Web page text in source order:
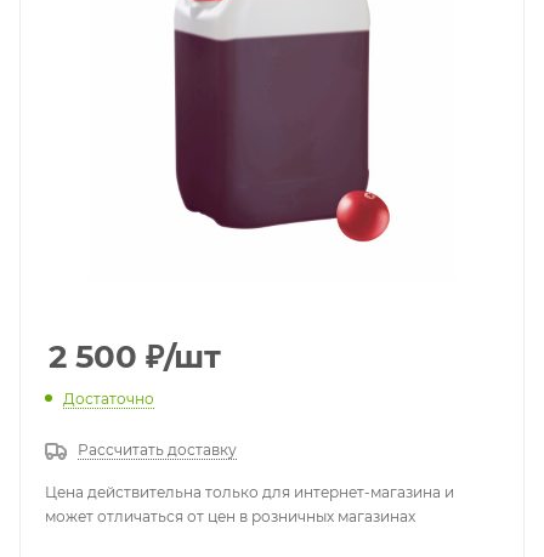
2 500 ₽/шт
Достаточно
Рассчитать доставку
Цена действительна только для интернет-магазина и
может отличаться от цен в розничных магазинах